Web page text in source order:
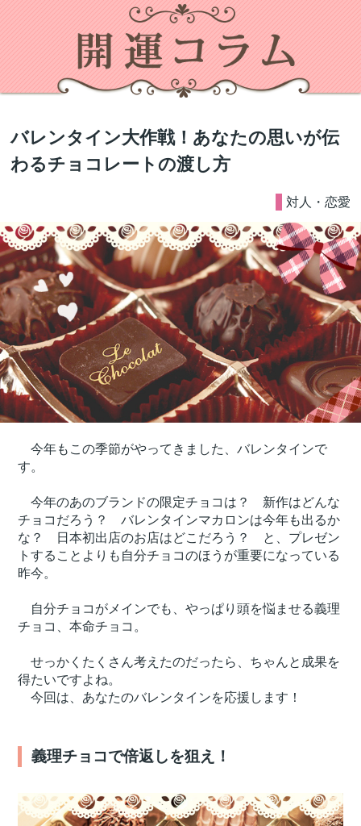
バレンタイン大作戦！あなたの思いが伝
わるチョコレートの渡し方
対人・恋愛
今年もこの季節がやってきました、バレンタインで
す。
今年のあのブランドの限定チョコは？ 新作はどんな
チョコだろう？ バレンタインマカロンは今年も出るか
な？ 日本初出店のお店はどこだろう？ と、プレゼン
トすることよりも自分チョコのほうが重要になっている
昨今。
自分チョコがメインでも、やっぱり頭を悩ませる義理
チョコ、本命チョコ。
せっかくたくさん考えたのだったら、ちゃんと成果を
得たいですよね。
今回は、あなたのバレンタインを応援します！
義理チョコで倍返しを狙え！